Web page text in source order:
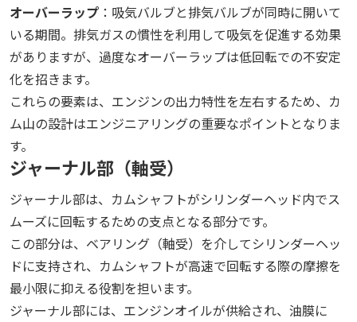
オーバーラップ ：吸気バルブと排気バルブが同時に開いて
いる期間。排気ガスの慣性を利用して吸気を促進する効果
がありますが、過度なオーバーラップは低回転での不安定
化を招きます。
これらの要素は、エンジンの出力特性を左右するため、カ
ム山の設計はエンジニアリングの重要なポイントとなりま
す。
ジャーナル部（軸受）
ジャーナル部は、カムシャフトがシリンダーヘッド内でス
ムーズに回転するための支点となる部分です。
この部分は、ベアリング（軸受）を介してシリンダーヘッ
ドに支持され、カムシャフトが高速で回転する際の摩擦を
最小限に抑える役割を担います。
ジャーナル部には、エンジンオイルが供給され、油膜に